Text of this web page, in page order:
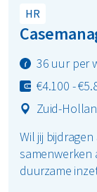
HR
36 uur per
€4.100 -
Zuid-
Wil jij
samenwerken
duurzame